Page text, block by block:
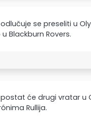
se preseliti u
Blackburn Rovers.
će drugi vratar u
Rullija.